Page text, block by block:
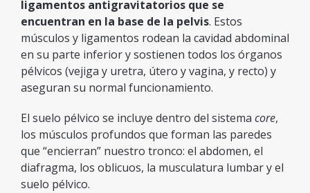
ligamentos antigravitatorios que se
encuentran en la base de la pelvis. Estos
músculos y ligamentos rodean la cavidad abdominal
en su parte inferior y sostienen todos los órganos
pélvicos (vejiga y uretra, útero y vagina, y recto) y
aseguran su normal funcionamiento.
El suelo pélvico se incluye dentro del sistema core,
los músculos profundos que forman las paredes
que “encierran” nuestro tronco: el abdomen, el
diafragma, los oblicuos, la musculatura lumbar y el
suelo pélvico.